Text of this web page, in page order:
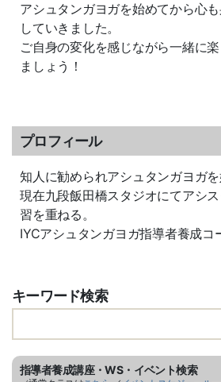
アシュタンガヨガを始めてから心
していきました。
ご自身の変化を感じながら一緒に
ましょう！
プロフィール
知人に勧められアシュタンガヨガを
現在九段飯田橋スタジオにてアシ
習を重ねる。
IYCアシュタンガヨガ指導者養成コ
キーワード検索
指導者養成講座・WS・イベント検索